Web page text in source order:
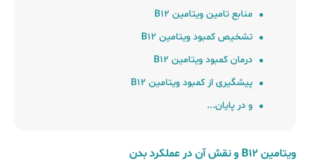
منابع تامین ویتامین B12
تشخیص کمبود ویتامین B12
درمان کمبود ویتامین B12
پیشگیری از کمبود ویتامین B12
و در پایان...
ویتامین B12 و نقش آن در عملکرد بدن